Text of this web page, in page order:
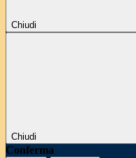
Chiudi
Chiudi
Conferma